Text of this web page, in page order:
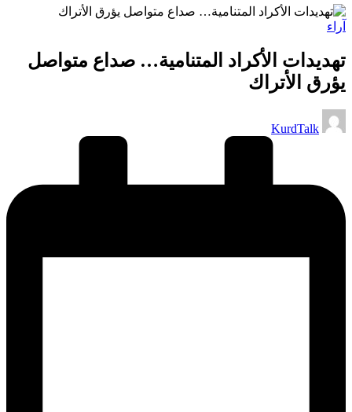
نُشر
آراء
تهديدات الأكراد المتنامية… صداع متواصل
يؤرق الأتراك
تمّ
النشرKurdTalk